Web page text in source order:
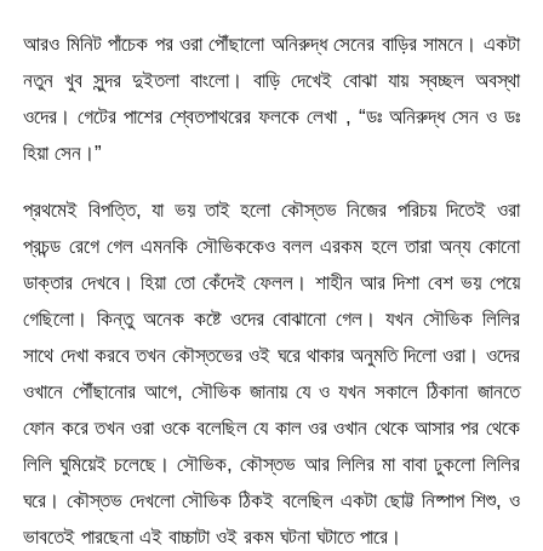
আরও মিনিট পাঁচেক পর ওরা পৌঁছালো অনিরুদ্ধ সেনের বাড়ির সামনে। একটা
নতুন খুব সুন্দর দুইতলা বাংলো। বাড়ি দেখেই বোঝা যায় স্বচ্ছল অবস্থা
ওদের। গেটের পাশের শ্বেতপাথরের ফলকে লেখা , “ডঃ অনিরুদ্ধ সেন ও ডঃ
হিয়া সেন।”
প্রথমেই বিপত্তি, যা ভয় তাই হলো কৌস্তভ নিজের পরিচয় দিতেই ওরা
প্রচন্ড রেগে গেল এমনকি সৌভিককেও বলল এরকম হলে তারা অন্য কোনো
ডাক্তার দেখবে। হিয়া তো কেঁদেই ফেলল। শাহীন আর দিশা বেশ ভয় পেয়ে
গেছিলো। কিন্তু অনেক কষ্টে ওদের বোঝানো গেল। যখন সৌভিক লিলির
সাথে দেখা করবে তখন কৌস্তভের ওই ঘরে থাকার অনুমতি দিলো ওরা। ওদের
ওখানে পৌঁছানোর আগে, সৌভিক জানায় যে ও যখন সকালে ঠিকানা জানতে
ফোন করে তখন ওরা ওকে বলেছিল যে কাল ওর ওখান থেকে আসার পর থেকে
লিলি ঘুমিয়েই চলেছে। সৌভিক, কৌস্তভ আর লিলির মা বাবা ঢুকলো লিলির
ঘরে। কৌস্তভ দেখলো সৌভিক ঠিকই বলেছিল একটা ছোট্ট নিষ্পাপ শিশু, ও
ভাবতেই পারছেনা এই বাচ্চাটা ওই রকম ঘটনা ঘটাতে পারে।